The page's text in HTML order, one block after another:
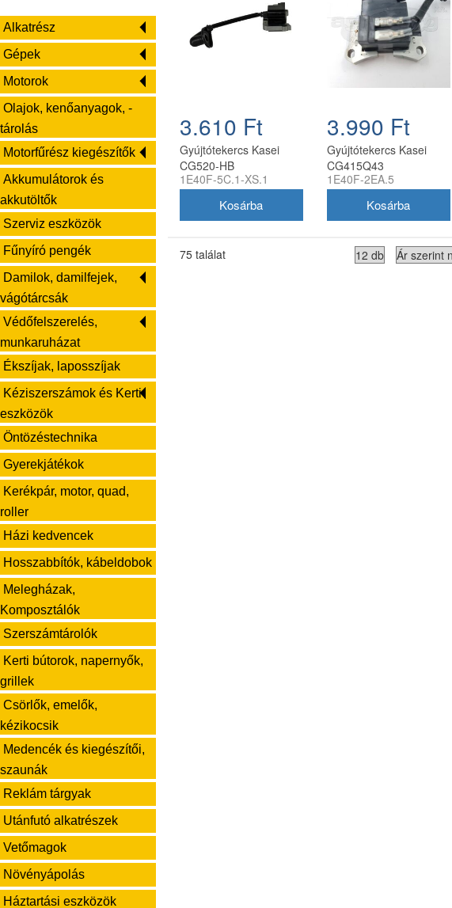
Alkatrész
Gépek
Motorok
Olajok, kenőanyagok, -
tárolás
Motorfűrész kiegészítők
Akkumulátorok és
akkutöltők
Szerviz eszközök
Fűnyíró pengék
Damilok, damilfejek,
vágótárcsák
Védőfelszerelés,
munkaruházat
Ékszíjak, laposszíjak
Kéziszerszámok és Kerti
eszközök
Öntözéstechnika
Gyerekjátékok
Kerékpár, motor, quad,
roller
Házi kedvencek
Hosszabbítók, kábeldobok
Melegházak,
Komposztálók
Szerszámtárolók
Kerti bútorok, napernyők,
grillek
Csörlők, emelők,
kézikocsik
Medencék és kiegészítői,
szaunák
Reklám tárgyak
Utánfutó alkatrészek
Vetőmagok
Növényápolás
Háztartási eszközök
3.610 Ft
Gyújtótekercs Kasei
CG520-HB
1E40F-5C.1-XS.1
3.990 Ft
Gyújtótekercs Kasei
CG415Q43
1E40F-2EA.5
75 találat